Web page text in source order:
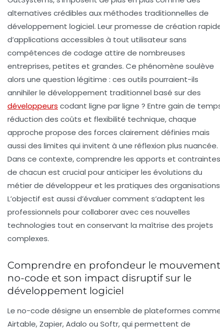
alternatives crédibles aux méthodes traditionnelles de
développement logiciel. Leur promesse de création
d’applications accessibles à tout utilisateur sans
compétences de codage attire de nombreuses
entreprises, petites et grandes. Ce phénomène soulève
alors une question légitime : ces outils pourraient-ils
annihiler le développement traditionnel basé sur des
développeurs codant ligne par ligne ? Entre gain de
réduction des coûts et flexibilité technique, chaque
approche propose des forces clairement définies mais
aussi des limites qui invitent à une réflexion plus nuancée.
Dans ce contexte, comprendre les apports et contraintes
de chacun est crucial pour anticiper les évolutions du
métier de développeur et les pratiques des
L’objectif est aussi d’évaluer comment s’adaptent les
professionnels pour collaborer avec ces nouvelles
technologies tout en conservant la maîtrise des projets
complexes.
Comprendre en profondeur le mouvement
no-code et son impact disruptif sur le
développement logiciel
Le no-code désigne un ensemble de plateformes
Airtable, Zapier, Adalo ou Softr, qui permettent de